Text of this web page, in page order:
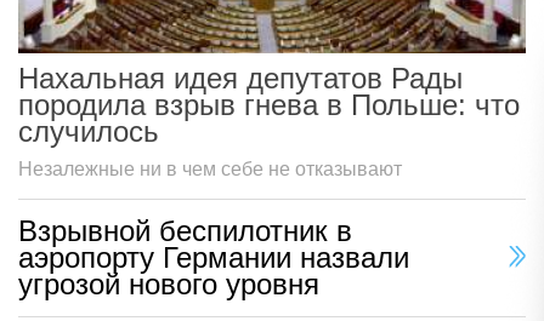
Нахальная идея депутатов Рады
породила взрыв гнева в Польше: что
случилось
Незалежные ни в чем себе не отказывают
Взрывной беспилотник в
аэропорту Германии назвали
угрозой нового уровня